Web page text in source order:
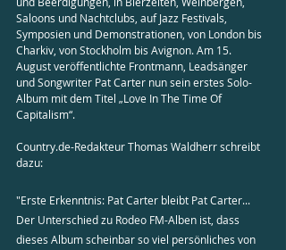
Saloons und Nachtclubs, auf Jazz Festivals,
Symposien und Demonstrationen, von London bis
Charkiv, von Stockholm bis Avignon. Am 15.
August veröffentlichte Frontmann, Leadsänger
und Songwriter Pat Carter nun sein erstes Solo-
Album mit dem Titel „Love In The Time Of
Capitalism“.
Country.de-Redakteur Thomas Waldherr schreibt
dazu:
"Erste Erkenntnis: Pat Carter bleibt Pat Carter...
Der Unterschied zu Rodeo FM-Alben ist, dass
dieses Album scheinbar so viel persönliches von